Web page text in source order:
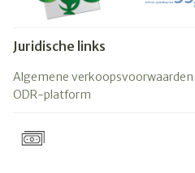
Juridische links
Algemene verkoopsvoorwaarden
ODR-platform